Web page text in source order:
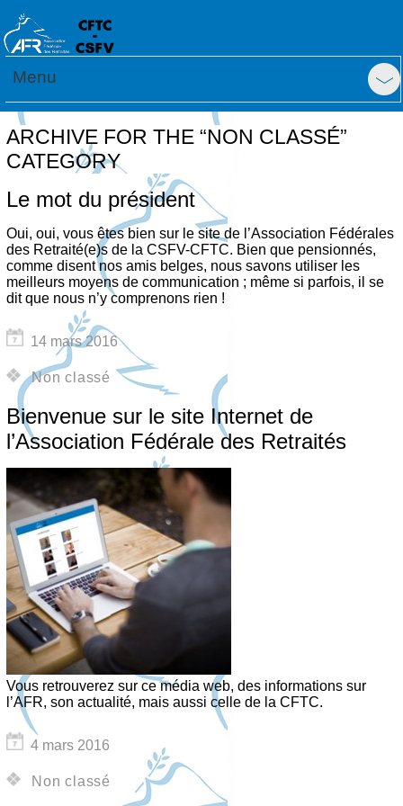
Menu
ARCHIVE FOR THE “NON CLASSÉ”
CATEGORY
Le mot du président
Oui, oui, vous êtes bien sur le site de l’Association Fédérales
des Retraité(e)s de la CSFV-CFTC. Bien que pensionnés,
comme disent nos amis belges, nous savons utiliser les
meilleurs moyens de communication ; même si parfois, il se
dit que nous n’y comprenons rien !
14 mars 2016
Non classé
Bienvenue sur le site Internet de
l’Association Fédérale des Retraités
Vous retrouverez sur ce média web, des informations sur
l’AFR, son actualité, mais aussi celle de la CFTC.
4 mars 2016
Non classé